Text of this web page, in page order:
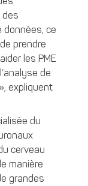
des
ce
prendre
les PME
de
expliquent
du
cerveau
manière
grandes